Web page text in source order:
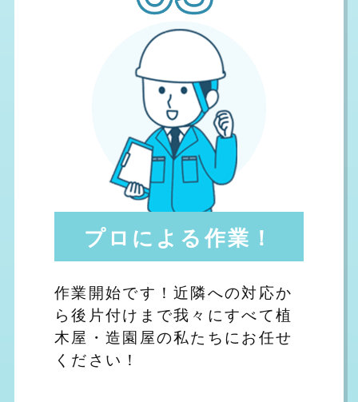
プロによる作業！
作業開始です！近隣への対応か
ら後片付けまで我々にすべて植
木屋・造園屋の私たちにお任せ
ください！